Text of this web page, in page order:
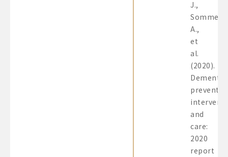
J.,
A.,
et
al.
(2020).
Dementia
and
care:
2020
report